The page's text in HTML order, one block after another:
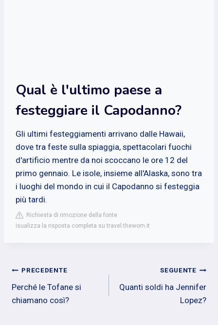
Qual è l'ultimo paese a
festeggiare il Capodanno?
Gli ultimi festeggiamenti arrivano dalle Hawaii,
dove tra feste sulla spiaggia, spettacolari fuochi
d'artificio mentre da noi scoccano le ore 12 del
primo gennaio. Le isole, insieme all'Alaska, sono tra
i luoghi del mondo in cui il Capodanno si festeggia
più tardi.
Richiesta di rimozione della fonte
isualizza la risposta completa su travel.thewom.it
Navigazione
articoli
PRECEDENTE
Perché le Tofane si
chiamano così?
SEGUENTE
Quanti soldi ha Jennifer
Lopez?